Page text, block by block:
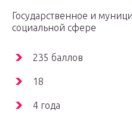
Государственное и
социальной сфере
235 баллов
18
4 года